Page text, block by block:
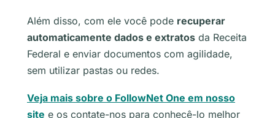
Além disso, com ele você pode recuperar
automaticamente dados e extratos da Receita
Federal e enviar documentos com agilidade,
sem utilizar pastas ou redes.
Veja mais sobre o FollowNet One em nosso
site e os contate-nos para conhecê-lo melhor